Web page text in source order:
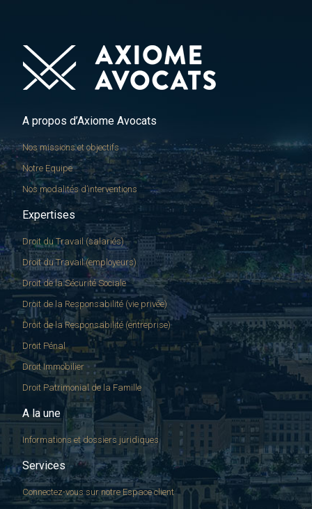
A propos d’Axiome Avocats
Nos missions et objectifs
Notre Equipe
Nos modalités d’interventions
Expertises
Droit du Travail (salariés)
Droit du Travail (employeurs)
Droit de la Sécurité Sociale
Droit de la Responsabilité (vie privée)
Droit de la Responsabilité (entreprise)
Droit Pénal
Droit Immobilier
Droit Patrimonial de la Famille
A la une
Informations et dossiers juridiques
Services
Connectez-vous sur notre Espace client